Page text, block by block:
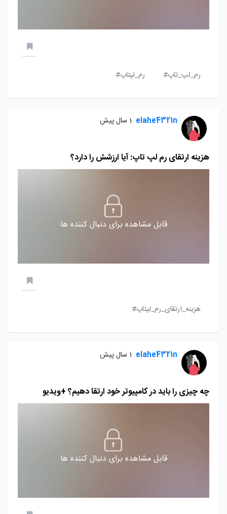
رم_لپ_تاپ# رم_لپتاپ#
elahe4321n 1 سال پیش
هزینه ارتقای رم لپ تاپ: آیا ارزشش را دارد؟
قابل مشاهده برای دنبال کننده ها
هزینه_ارتقای_رم_لپتاپ#
elahe4321n 1 سال پیش
چه چیزی را باید در کامپیوتر خود ارتقا دهیم؟ +ویدیو
قابل مشاهده برای دنبال کننده ها